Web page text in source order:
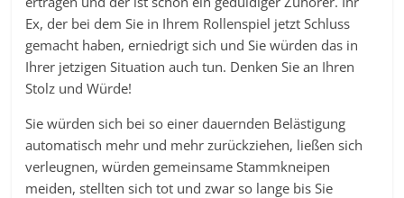
Ex, der bei dem Sie in Ihrem Rollenspiel jetzt Schluss
gemacht haben, erniedrigt sich und Sie würden das in
Ihrer jetzigen Situation auch tun. Denken Sie an Ihren
Stolz und Würde!
Sie würden sich bei so einer dauernden Belästigung
automatisch mehr und mehr zurückziehen, ließen sich
verleugnen, würden gemeinsame Stammkneipen
meiden, stellten sich tot und zwar so lange bis Sie